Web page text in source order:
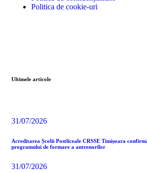
Politica de cookie-uri
Ultimele articole
31/07/2026
Acreditarea Școlii Postliceale CRSSE Timișoara
programului de formare a antrenorilor
31/07/2026